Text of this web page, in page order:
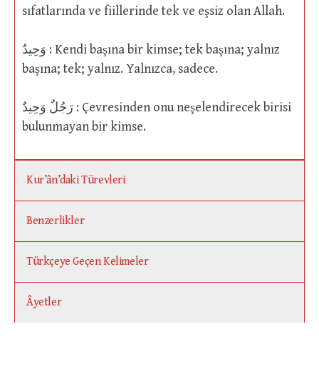
sıfatlarında ve fiillerinde tek ve eşsiz olan Allah.
وَحِيدٌ : Kendi başına bir kimse; tek başına; yalnız
başına; tek; yalnız. Yalnızca, sadece.
رَجُلٌ وَحِيدٌ : Çevresinden onu neşelendirecek birisi
bulunmayan bir kimse.
Kur’ân’daki Türevleri
Benzerlikler
Türkçeye Geçen Kelimeler
Âyetler